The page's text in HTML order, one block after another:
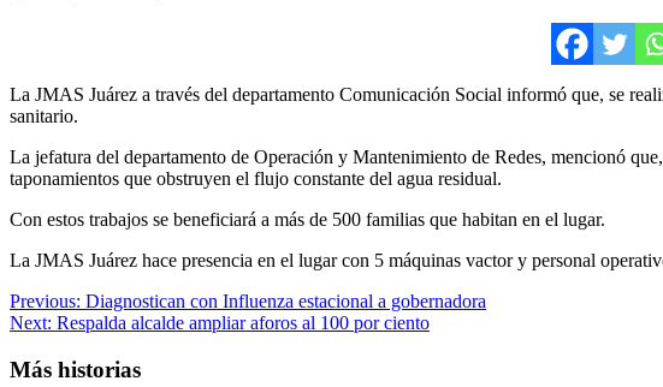
La JMAS Juárez a través del departamento Comunicación Social informó que, se
sanitario.
La jefatura del departamento de Operación y Mantenimiento de Redes, mencionó
taponamientos que obstruyen el flujo constante del agua residual.
Con estos trabajos se beneficiará a más de 500 familias que habitan en el lugar.
La JMAS Juárez hace presencia en el lugar con 5 máquinas vactor y personal
Navegación
de
entradas
Previous: Diagnostican con Influenza estacional a gobernadora
Next: Respalda alcalde ampliar aforos al 100 por ciento
Más historias